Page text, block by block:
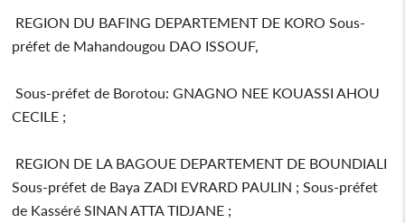
REGION DU BAFING DEPARTEMENT DE KORO Sous-
préfet de Mahandougou DAO ISSOUF,
Sous-préfet de Borotou: GNAGNO NEE KOUASSI AHOU
CECILE ;
REGION DE LA BAGOUE DEPARTEMENT DE BOUNDIALI
Sous-préfet de Baya ZADI EVRARD PAULIN ; Sous-préfet
de Kasséré SINAN ATTA TIDJANE ;